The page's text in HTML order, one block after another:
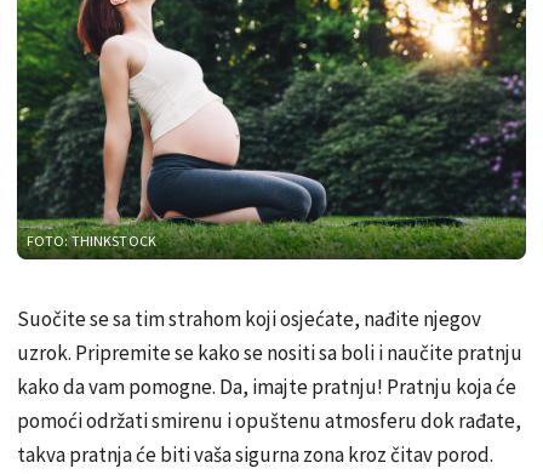
FOTO: THINKSTOCK
Suočite se sa tim strahom koji osjećate, nađite njegov
uzrok. Pripremite se kako se nositi sa boli i naučite pratnju
kako da vam pomogne. Da, imajte pratnju! Pratnju koja će
pomoći održati smirenu i opuštenu atmosferu dok rađate,
takva pratnja će biti vaša sigurna zona kroz čitav porod.